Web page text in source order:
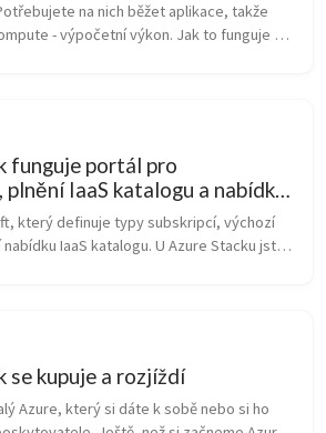
na nich běžet aplikace, takže
- výpočetní výkon. Jak to funguje v
funguje portál pro
IaaS katalogu a nabídky
který definuje typy subskripcí, výchozí
IaaS katalogu. U Azure Stacku jste
se kupuje a rozjíždí
Azure, který si dáte k sobě nebo si ho